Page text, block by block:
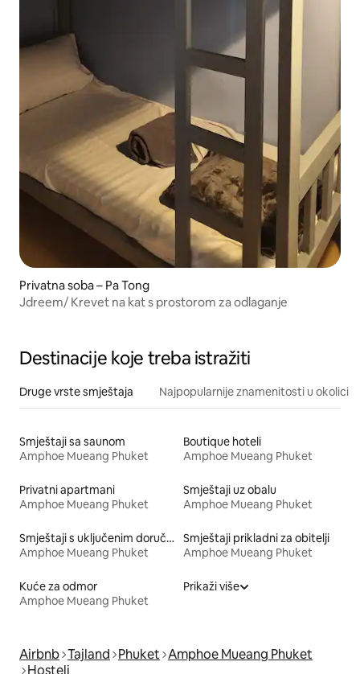
Privatna soba – Pa Tong
Jdreem/ Krevet na kat s prostorom za odlaganje
Destinacije koje treba istražiti
Druge vrste smještaja Najpopularnije znamenitosti u okolici
Smještaji sa saunom
Amphoe Mueang Phuket
Boutique hoteli
Amphoe Mueang Phuket
Privatni apartmani
Amphoe Mueang Phuket
Smještaji uz obalu
Amphoe Mueang Phuket
Smještaji s uključenim doručkom
Amphoe Mueang Phuket
Smještaji prikladni za obitelji
Amphoe Mueang Phuket
Kuće za odmor
Amphoe Mueang Phuket
Prikaži više
Airbnb Tajland Phuket Amphoe Mueang Phuket
Hosteli